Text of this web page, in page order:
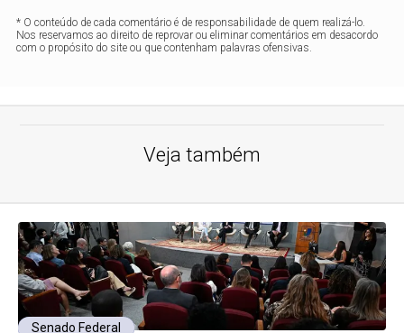
* O conteúdo de cada comentário é de responsabilidade de quem realizá-lo.
Nos reservamos ao direito de reprovar ou eliminar comentários em desacordo
com o propósito do site ou que contenham palavras ofensivas.
Veja também
Senado Federal